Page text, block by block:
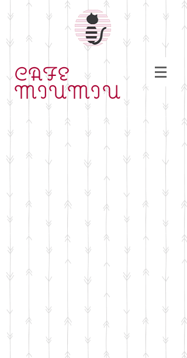
CAFE
MIUMIU